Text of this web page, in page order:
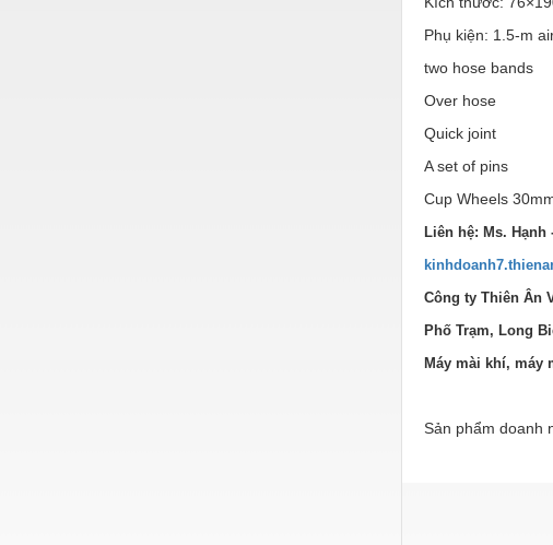
Phụ kiện: 1.5-m
two hose bands
Over hose
Quick joint
A set of pins
Cup Wheels
Liên hệ: Ms. Hạnh
Công ty Thiên Ân
Phố Trạm, Long
Máy mài khí, máy
Sản phẩm doanh